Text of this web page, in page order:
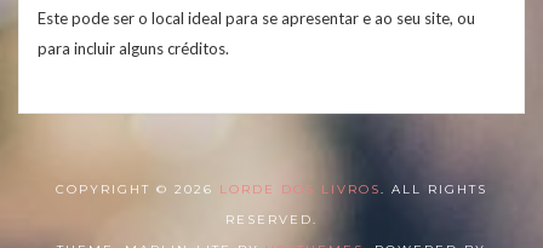
Este pode ser o local ideal para se apresentar e ao seu site, ou
para incluir alguns créditos.
COPYRIGHT © 2026 LORDE DOS LIVROS. ALL RIGHTS
RESERVED.